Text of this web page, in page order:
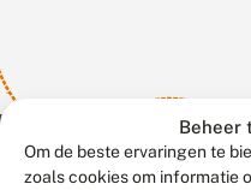
Beheer
Om de beste ervaringen te
zoals cookies om informatie